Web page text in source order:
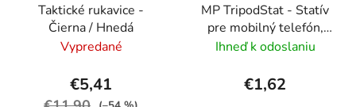
Taktické rukavice -
Čierna / Hnedá
Vypredané
€5,41
MP TripodStat - Statív
pre mobilný telefón,
fotoaparát ( čierny )
Ihneď k odoslaniu
€1,62